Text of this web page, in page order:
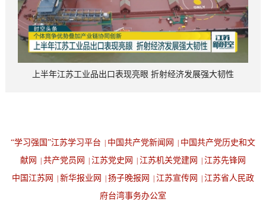
上半年江苏工业品出口表现亮眼 折射经济发展强大韧性
“学习强国”江苏学习平台 中国共产党新闻网
中国共产党历史和文
献网
共产党员网 江苏党史网 江苏机关党建网
江苏先锋网
中国江苏网
新华报业网 扬子晚报网 江苏宣传网
江苏省人民政
府台湾事务办公室